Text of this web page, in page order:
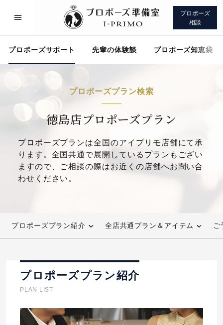
プロポーズ
相談
プロポーズサポート 先輩の体験談 プロポーズ知恵袋
プロポーズプラン検索
徳島店プロポーズプラン
プロポーズプランは全国のアイプリモ店舗にて承
ります。全国共通で展開しているプランもござい
ますので、ご相談の際はお近くの店舗へお問い合
わせください。
プロポーズプラン紹介 全店共通プラン＆アイテム ご
プロポーズプラン紹介
PLAN LIST
プロポーズサポート 先輩の体験談
プロポーズ知恵袋 アイプリモについて
プロポーズサポートの流れ
スペシャルプロポーズイベント
プロポーズアイテム
プロポーズ知恵袋
アイプリモについて